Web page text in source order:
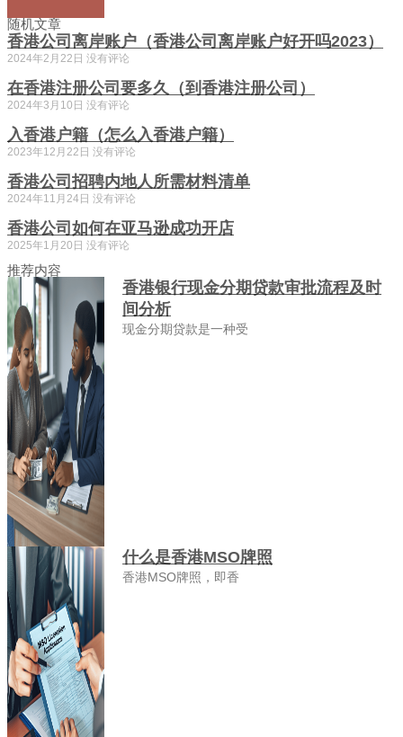
随机文章
香港公司离岸账户（香港公司离岸账户好开吗2023）
2024年2月22日 没有评论
在香港注册公司要多久（到香港注册公司）
2024年3月10日 没有评论
入香港户籍（怎么入香港户籍）
2023年12月22日 没有评论
香港公司招聘内地人所需材料清单
2024年11月24日 没有评论
香港公司如何在亚马逊成功开店
2025年1月20日 没有评论
推荐内容
香港银行现金分期贷款审批流程及时
间分析
现金分期贷款是一种受
什么是香港MSO牌照
香港MSO牌照，即香